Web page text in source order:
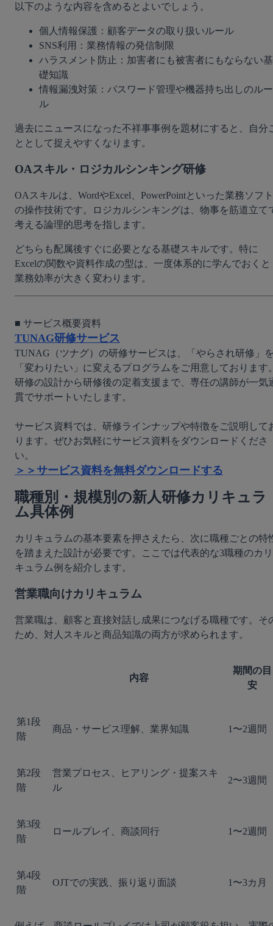
以下のような内容を含めるとよいでしょう。
個人情報保護：顧客データの取り扱いルール
SNS利用：業務情報の発信制限
ハラスメント防止：加害者にも被害者にもならない基
礎知識
情報漏洩対策：パスワード管理や機器持ち出しのルー
ル
過去にニュースになった不祥事事例を題材にすると、自分
ととして捉えやすくなります。
OAスキル・ロジカルシンキング研修
OAスキルは、WordやExcel、PowerPointといった業務ソフト
の操作技術です。ロジカルシンキングは、物事を筋道立て
考える論理的思考を指します。
どちらも配属後すぐに必要となる基礎スキルです。特に
Excelの関数や資料作成の型は、一度体系的に学んでおくと
業務効率が大きく変わります。
TUNAG研修サービス
TUNAG（ツナグ）の研修サービスは、「やらされ研修」
「変わりたい」に変えるプログラムをご用意しております
研修の設計から研修後の定着支援まで、専任の講師が一気
貫でサポートいたします。
サービス資料では、研修ラインナップや特徴をご説明して
ります。ぜひお気軽にサービス資料をダウンロードくださ
＞＞サービス資料を無料ダウンロードする
職種別・規模別の新人研修カリキュラ
ム具体例
カリキュラムの基本要素を押さえたら、次に職種ごとの特
を踏まえた設計が必要です。ここでは代表的な3職種のカリ
キュラム例を紹介します。
営業職向けカリキュラム
営業職は、顧客と直接対話し成果につなげる職種です。そ
ため、対人スキルと商品知識の両方が求められます。
内容
期間の目
安
第1段
階
商品・サービス理解、業界知識 1〜2週間
第2段
階
営業プロセス、ヒアリング・提案スキ
ル
2〜3週間
第3段
階
ロールプレイ、商談同行 1〜2週間
第4段
階
OJTでの実践、振り返り面談 1〜3カ月